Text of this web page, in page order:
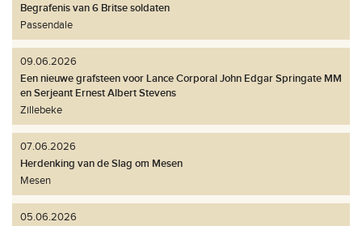
Begrafenis van 6 Britse soldaten
Passendale
09.06.2026
Een nieuwe grafsteen voor Lance Corporal John Edgar Springate MM
en Serjeant Ernest Albert Stevens
Zillebeke
07.06.2026
Herdenking van de Slag om Mesen
Mesen
05.06.2026